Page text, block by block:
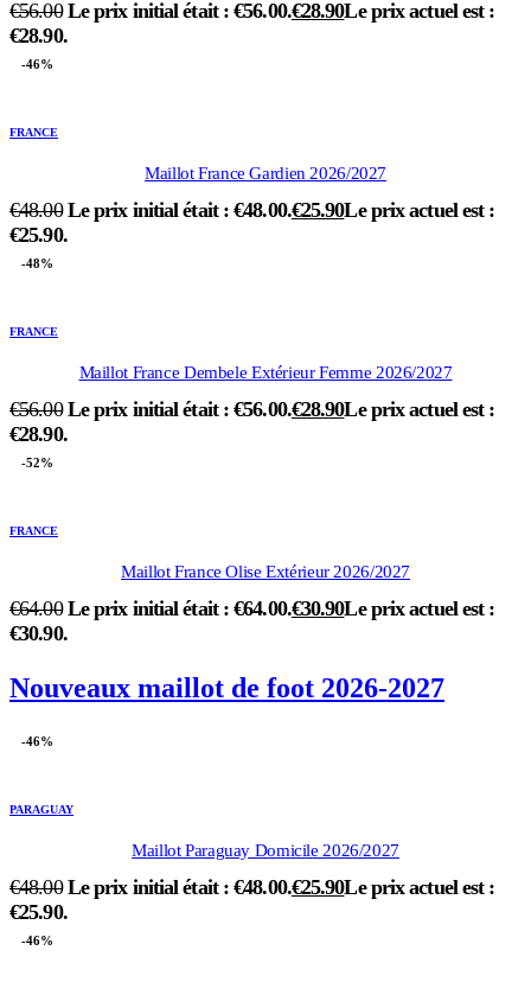
€56.00 Le prix initial était : €56.00.€28.90Le prix actuel est :
€28.90.
-46%
FRANCE
Maillot France Gardien 2026/2027
€48.00 Le prix initial était : €48.00.€25.90Le prix actuel est :
€25.90.
-48%
FRANCE
Maillot France Dembele Extérieur Femme 2026/2027
€56.00 Le prix initial était : €56.00.€28.90Le prix actuel est :
€28.90.
-52%
FRANCE
Maillot France Olise Extérieur 2026/2027
€64.00 Le prix initial était : €64.00.€30.90Le prix actuel est :
€30.90.
Nouveaux maillot de foot 2026-2027
-46%
PARAGUAY
Maillot Paraguay Domicile 2026/2027
€48.00 Le prix initial était : €48.00.€25.90Le prix actuel est :
€25.90.
-46%